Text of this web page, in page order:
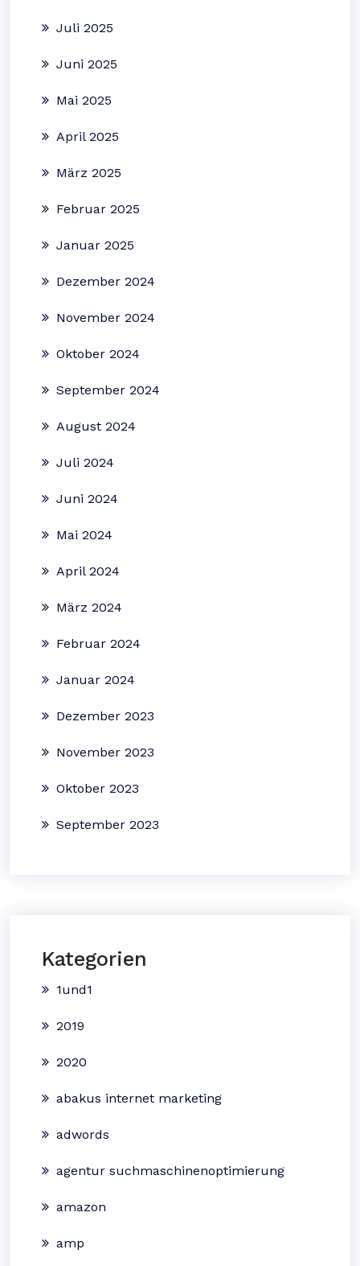
Juli 2025
Juni 2025
Mai 2025
April 2025
März 2025
Februar 2025
Januar 2025
Dezember 2024
November 2024
Oktober 2024
September 2024
August 2024
Juli 2024
Juni 2024
Mai 2024
April 2024
März 2024
Februar 2024
Januar 2024
Dezember 2023
November 2023
Oktober 2023
September 2023
Kategorien
1und1
2019
2020
abakus internet marketing
adwords
agentur suchmaschinenoptimierung
amazon
amp